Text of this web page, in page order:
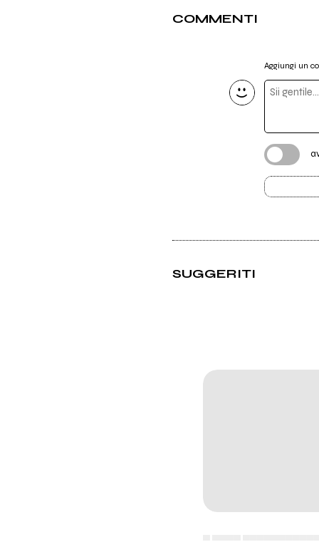
COMMENTI
Aggiungi un
SUGGERITI